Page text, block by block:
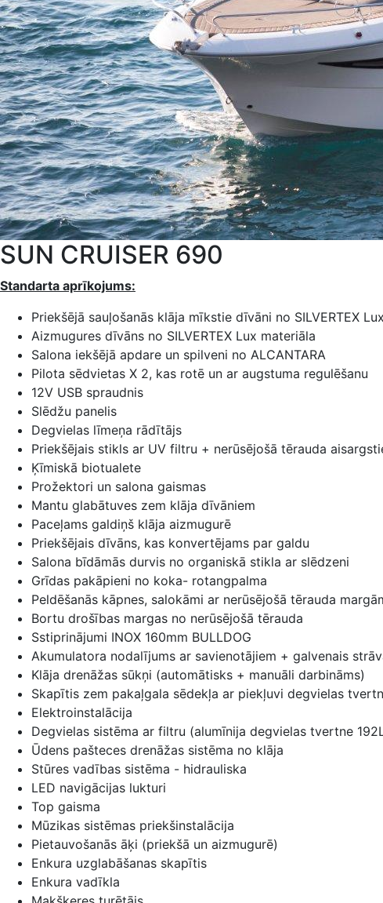
SUN CRUISER 690
Standarta aprīkojums:
Priekšējā sauļošanās klāja mīkstie dīvāni no SILVERTEX
Aizmugures dīvāns no SILVERTEX Lux materiāla
Salona iekšējā apdare un spilveni no ALCANTARA
Pilota sēdvietas X 2, kas rotē un ar augstuma regulēšanu
12V USB spraudnis
Slēdžu panelis
Degvielas līmeņa rādītājs
Priekšējais stikls ar UV filtru + nerūsējošā tērauda
Ķīmiskā biotualete
Prožektori un salona gaismas
Mantu glabātuves zem klāja dīvāniem
Paceļams galdiņš klāja aizmugurē
Priekšējais dīvāns, kas konvertējams par galdu
Salona bīdāmās durvis no organiskā stikla ar slēdzeni
Grīdas pakāpieni no koka- rotangpalma
Peldēšanās kāpnes, salokāmi ar nerūsējošā tērauda
Bortu drošības margas no nerūsējošā tērauda
Sstiprinājumi INOX 160mm BULLDOG
Akumulatora nodalījums ar savienotājiem + galvenais
Klāja drenāžas sūkņi (automātisks + manuāli darbināms)
Skapītis zem pakaļgala sēdekļa ar piekļuvi degvielas
Elektroinstalācija
Degvielas sistēma ar filtru (alumīnija degvielas tvertne
Ūdens pašteces drenāžas sistēma no klāja
Stūres vadības sistēma - hidrauliska
LED navigācijas lukturi
Top gaisma
Mūzikas sistēmas priekšinstalācija
Pietauvošanās āķi (priekšā un aizmugurē)
Enkura uzglabāšanas skapītis
Enkura vadīkla